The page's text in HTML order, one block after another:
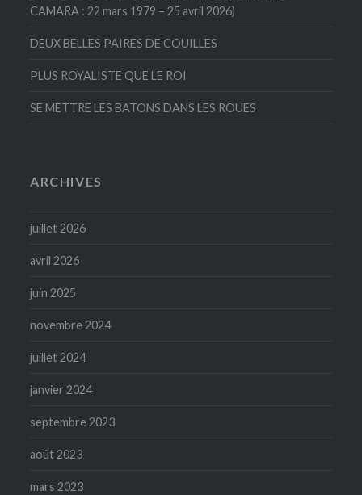
CAMARA : 22 mars 1979 – 25 avril 2026)
DEUX BELLES PAIRES DE COUILLES
PLUS ROYALISTE QUE LE ROI
SE METTRE LES BATONS DANS LES ROUES
ARCHIVES
juillet 2026
avril 2026
juin 2025
novembre 2024
juillet 2024
janvier 2024
septembre 2023
août 2023
mars 2023